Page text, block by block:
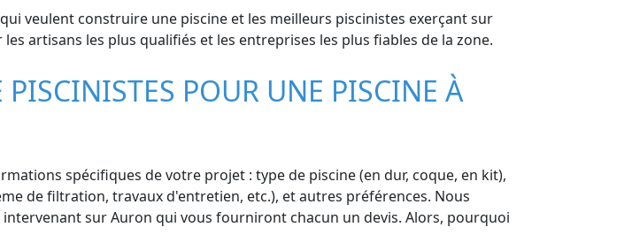
veulent construire une piscine et les meilleurs piscinistes exerçant sur
artisans les plus qualifiés et les entreprises les plus fiables de la zone.
POUR UNE PISCINE À
spécifiques de votre projet : type de piscine (en dur, coque, en kit),
de filtration, travaux d'entretien, etc.), et autres préférences. Nous
sur Auron qui vous fourniront chacun un devis. Alors, pourquoi